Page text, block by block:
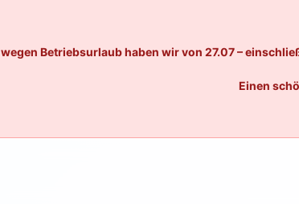
wegen Betriebsurlaub haben wir von 27.07 –
Einen